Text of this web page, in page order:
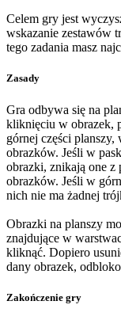
Celem gry jest
wskazanie zestawów
tego zadania masz
Zasady
Gra odbywa się na
kliknięciu w obrazek,
górnej części
obrazków. Jeśli w
obrazki, znikają one z
obrazków. Jeśli w
nich nie ma żadnej
Obrazki na planszy
znajdujące w
kliknąć. Dopiero
dany obrazek,
Zakończenie gry